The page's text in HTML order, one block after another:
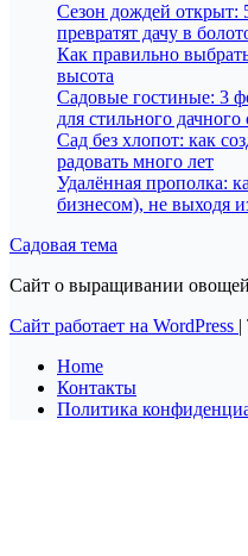
Сезон дождей открыт:
превратят дачу в
Как правильно
высота
Садовые гостиные: 3
для стильного дачного
Сад без хлопот: как
радовать много лет
Удалённая прополка:
бизнесом), не выходя
Садовая тема
Сайт о выращивании
Сайт работает на WordPress |
Home
Контакты
Политика